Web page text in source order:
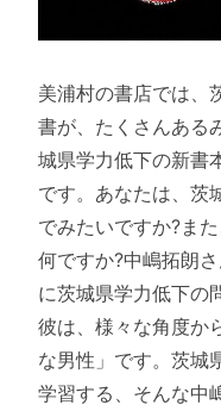
美浦村の書店では、
書が、たくさんある
城県学力低下の新書
です。あなたは、茨
でみたいですか?ま
何ですか?中嶋拓朗
に茨城県学力低下の
彼は、様々な角度か
な男性」です。茨城
学習する、そんな中